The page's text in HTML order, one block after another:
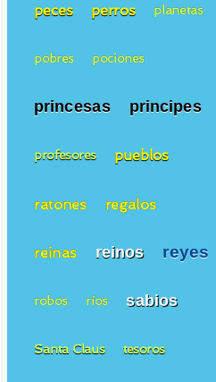
peces perros planetas
pobres pociones
princesas principes
profesores pueblos
ratones regalos
reinas reinos reyes
robos ríos sabios
Santa Claus tesoros